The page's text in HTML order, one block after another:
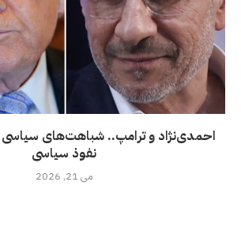
احمدی‌نژاد و ترامپ.. شباهت‌های
نفوذ سیاسی
می 21, 2026